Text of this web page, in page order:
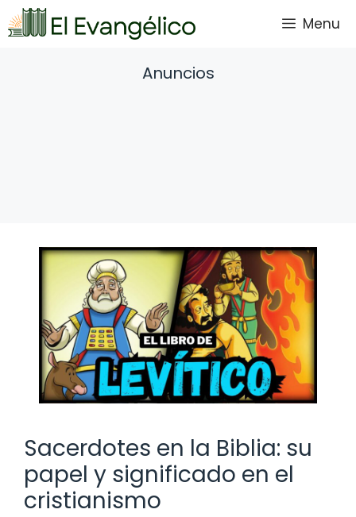
Saltar
al
Menu
Anuncios
Sacerdotes en la Biblia: su
papel y significado en el
cristianismo